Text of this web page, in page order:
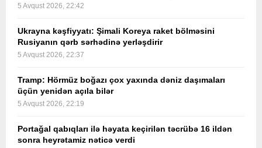
5 Avqust 2026, 22:42
Ukrayna kəşfiyyatı: Şimali Koreya raket bölməsini
Rusiyanın qərb sərhədinə yerləşdirir
5 Avqust 2026, 22:37
Tramp: Hörmüz boğazı çox yaxında dəniz daşımaları
üçün yenidən açıla bilər
5 Avqust 2026, 22:19
Portağal qabıqları ilə həyata keçirilən təcrübə 16 ildən
sonra heyrətamiz nəticə verdi